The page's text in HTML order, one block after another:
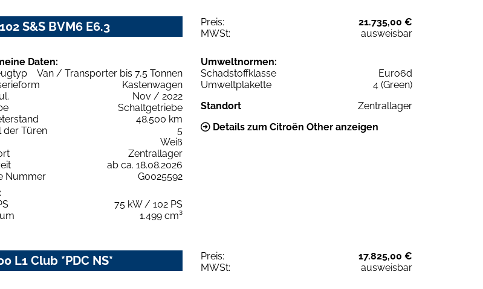
S&S BVM6 E6.3 Preis:
21.735,00 €
MWSt:
ausweisbar
Daten:
Van / Transporter bis 7,5 Tonnen
Kastenwagen
Nov / 2022
Schaltgetriebe
48.500 km
der Türen
5
Weiß
Zentrallager
ab ca. 18.08.2026
Nummer
G0025592
75 kW / 102 PS
1.499 cm³
Umweltnormen:
Schadstoffklasse
Euro6d
Umweltplakette
4 (Green)
Standort
Zentrallager
Details zum Citroën Other anzeigen
L1 Club *PDC NS* Preis:
17.825,00 €
MWSt:
ausweisbar